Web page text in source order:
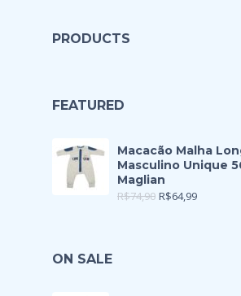
PRODUCTS
FEATURED
Macacão Malha
Masculino Unique
Maglian
R$74,90 R$64,99
ON SALE